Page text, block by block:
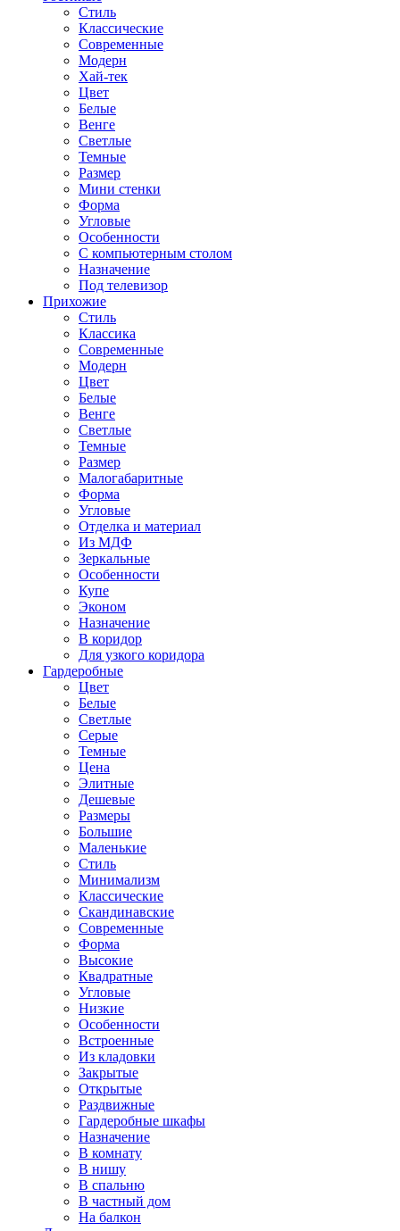
Стиль
Классические
Современные
Модерн
Хай-тек
Цвет
Белые
Венге
Светлые
Темные
Размер
Мини стенки
Форма
Угловые
Особенности
С компьютерным столом
Назначение
Под телевизор
Прихожие
Стиль
Классика
Современные
Модерн
Цвет
Белые
Венге
Светлые
Темные
Размер
Малогабаритные
Форма
Угловые
Отделка и материал
Из МДФ
Зеркальные
Особенности
Купе
Эконом
Назначение
В коридор
Для узкого коридора
Гардеробные
Цвет
Белые
Светлые
Серые
Темные
Цена
Элитные
Дешевые
Размеры
Большие
Маленькие
Стиль
Минимализм
Классические
Скандинавские
Современные
Форма
Высокие
Квадратные
Угловые
Низкие
Особенности
Встроенные
Из кладовки
Закрытые
Открытые
Раздвижные
Гардеробные шкафы
Назначение
В комнату
В нишу
В спальню
В частный дом
На балкон